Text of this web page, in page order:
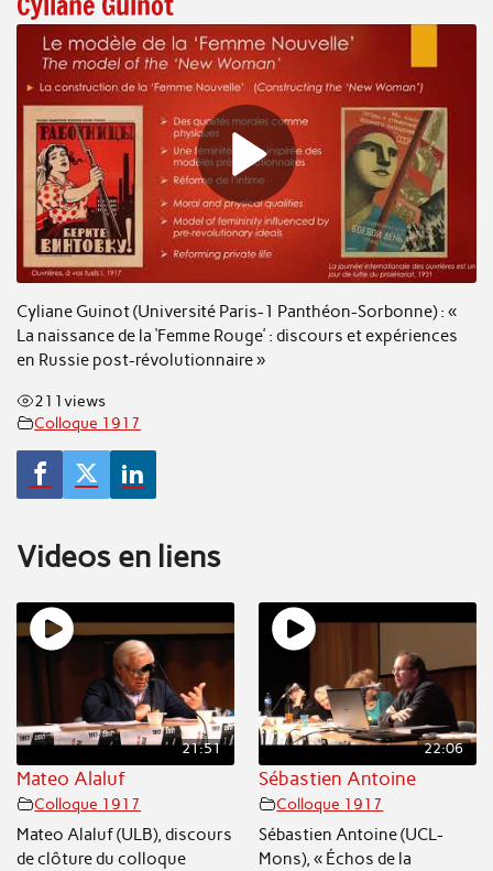
Cyliane Guinot (Université Paris-1 Panthéon-Sorbonne) : «
La naissance de la ‘Femme Rouge’ : discours et expériences
en Russie post-révolutionnaire »
211views
Colloque 1917
Videos en liens
21:51
Mateo Alaluf
Colloque 1917
Mateo Alaluf (ULB), discours
de clôture du colloque
22:06
Sébastien Antoine
Colloque 1917
Sébastien Antoine (UCL-
Mons), « Échos de la